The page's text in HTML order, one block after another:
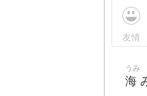
友情
海
うみ